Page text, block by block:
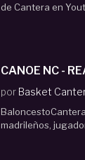
de Cantera en
por Basket
madrileños,